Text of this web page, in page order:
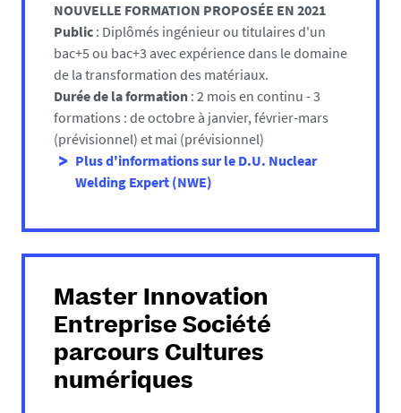
NOUVELLE FORMATION PROPOSÉE EN 2021
Public : Diplômés ingénieur ou titulaires d'un
bac+5 ou bac+3 avec expérience dans le domaine
de la transformation des matériaux.
Durée de la formation : 2 mois en continu - 3
formations : de octobre à janvier, février-mars
(prévisionnel) et mai (prévisionnel)
Plus d'informations sur le D.U. Nuclear
Welding Expert (NWE)
Master Innovation
Entreprise Société
parcours Cultures
numériques